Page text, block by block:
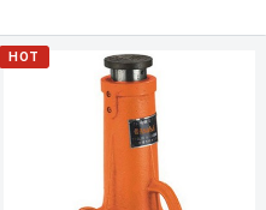
HOT